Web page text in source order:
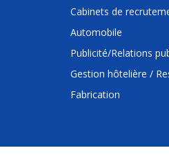
Cabinets de
Automobile
Publicité/Relations
Gestion hôtelière /
Fabrication